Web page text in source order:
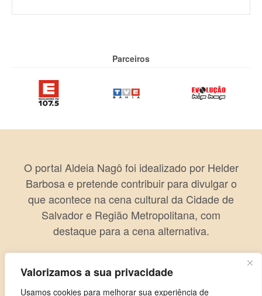
Valorizamos a sua privacidade
Usamos cookies para melhorar sua experiência de
Parceiros
O portal Aldeia Nagô foi idealizado por Helder
Barbosa e pretende contribuir para divulgar o
que acontece na cena cultural da Cidade de
Salvador e Região Metropolitana, com
destaque para a cena alternativa.